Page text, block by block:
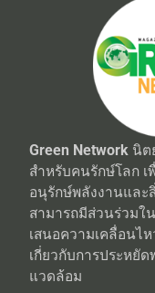
Green Network นิต
สำหรับคนรักษ์โลก
อนุรักษ์พลังงานแล
สามารถมีส่วนร่วมใ
เสนอความเคลื่อนไ
เกี่ยวกับการประหยั
แวดล้อม